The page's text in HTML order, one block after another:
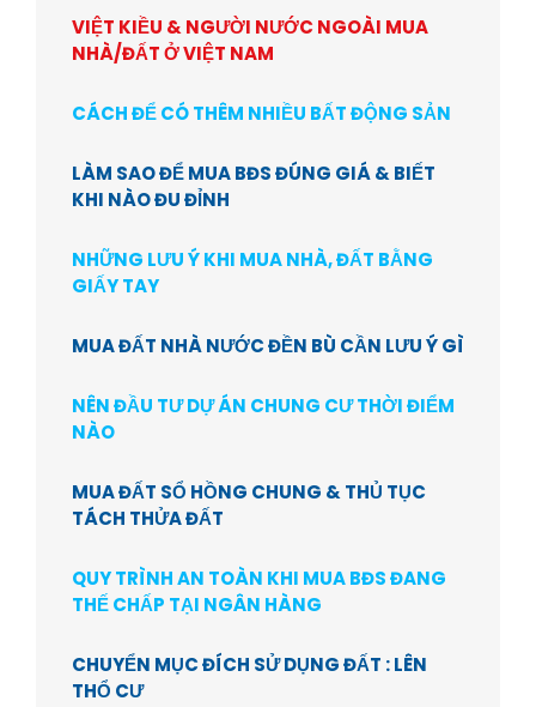
VIỆT KIỀU & NGƯỜI NƯỚC NGOÀI MUA
NHÀ/ĐẤT Ở VIỆT NAM
CÁCH ĐỂ CÓ THÊM NHIỀU BẤT ĐỘNG SẢN
LÀM SAO ĐỂ MUA BĐS ĐÚNG GIÁ & BIẾT
KHI NÀO ĐU ĐỈNH
NHỮNG LƯU Ý KHI MUA NHÀ, ĐẤT BẰNG
GIẤY TAY
MUA ĐẤT NHÀ NƯỚC ĐỀN BÙ CẦN LƯU Ý GÌ
NÊN ĐẦU TƯ DỰ ÁN CHUNG CƯ THỜI ĐIỂM
NÀO
MUA ĐẤT SỔ HỒNG CHUNG & THỦ TỤC
TÁCH THỬA ĐẤT
QUY TRÌNH AN TOÀN KHI MUA BĐS ĐANG
THẾ CHẤP TẠI NGÂN HÀNG
CHUYỂN MỤC ĐÍCH SỬ DỤNG ĐẤT : LÊN
THỔ CƯ